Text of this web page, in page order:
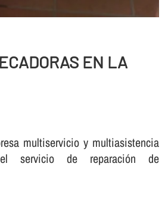
EN LA
multiservicio y multiasistencia
servicio de reparación de